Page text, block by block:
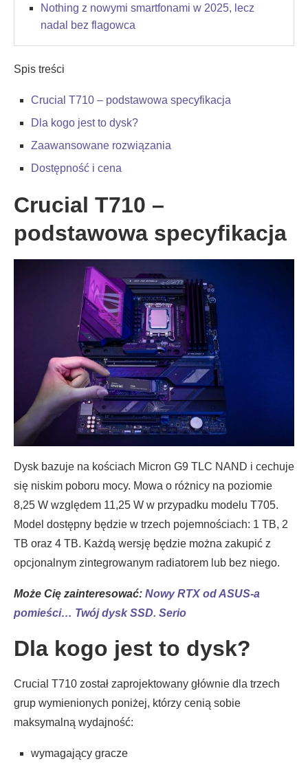
Nothing z nowymi smartfonami w 2025, lecz
nadal bez flagowca
Spis treści
Crucial T710 – podstawowa specyfikacja
Dla kogo jest to dysk?
Zaawansowane rozwiązania
Dostępność i cena
Crucial T710 –
podstawowa specyfikacja
Dysk bazuje na kościach Micron G9 TLC NAND i cechuje
się niskim poboru mocy. Mowa o różnicy na poziomie
8,25 W względem 11,25 W w przypadku modelu T705.
Model dostępny będzie w trzech pojemnościach: 1 TB, 2
TB oraz 4 TB. Każdą wersję będzie można zakupić z
opcjonalnym zintegrowanym radiatorem lub bez niego.
Może Cię zainteresować: Nowy RTX od ASUS-a
pomieści… Twój dysk SSD. Serio
Dla kogo jest to dysk?
Crucial T710 został zaprojektowany głównie dla trzech
grup wymienionych poniżej, którzy cenią sobie
maksymalną wydajność:
wymagający gracze